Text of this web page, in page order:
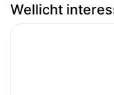
Wellicht